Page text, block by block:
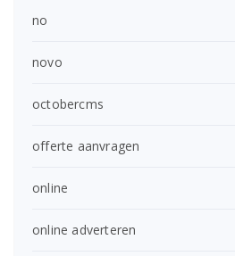
no
novo
octobercms
offerte aanvragen
online
online adverteren